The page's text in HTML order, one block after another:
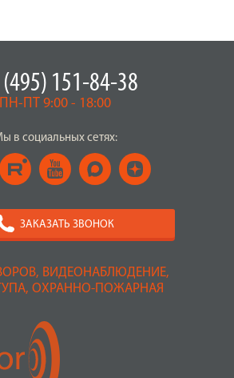
ВИДЕОНАБЛЮДЕНИЕ,
ОХРАННО-ПОЖАРНАЯ
151-84-38
ПН-ПТ 9:00 - 18:00
в социальных сетях:
ЗАКАЗАТЬ ЗВОНОК